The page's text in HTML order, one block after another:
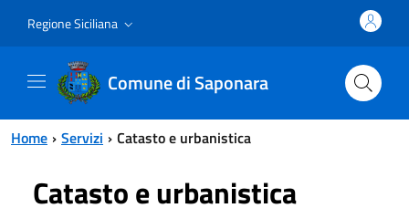
Regione Siciliana
Comune di Saponara
Home Servizi Catasto e urbanistica
Catasto e urbanistica